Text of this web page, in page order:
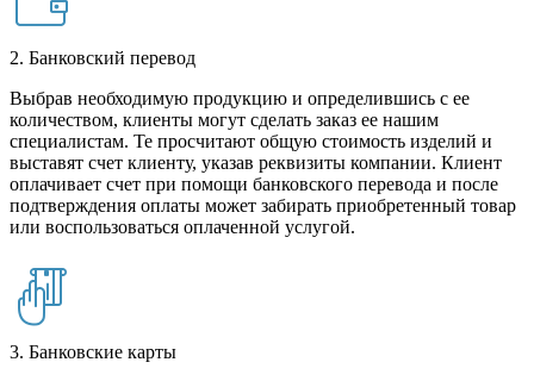
2. Банковский перевод
Выбрав необходимую продукцию и определившись с ее
количеством, клиенты могут сделать заказ ее нашим
специалистам. Те просчитают общую стоимость изделий и
выставят счет клиенту, указав реквизиты компании. Клиент
оплачивает счет при помощи банковского перевода и после
подтверждения оплаты может забирать приобретенный товар
или воспользоваться оплаченной услугой.
3. Банковские карты